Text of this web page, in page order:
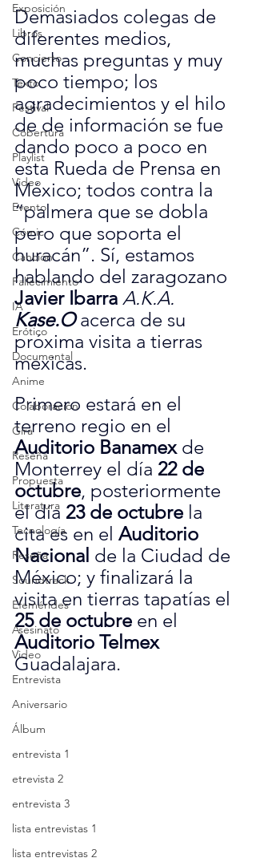
Exposición
Libros
Concierto
Texto
Festival
Cobertura
Playlist
Video
Evento
Cómic
Canción
Fallecimiento
IA
Erótico
Documental
Anime
Colaboración
Gira
Reseña
Propuesta
Literatura
Tecnología
Reseña
Soundtrack
Efemérides
Asesinato
Video
Entrevista
Aniversario
Álbum
entrevista 1
etrevista 2
entrevista 3
lista entrevistas 1
lista entrevistas 2
Demasiados colegas de
diferentes medios,
muchas preguntas y muy
poco tiempo; los
agradecimientos y el hilo
de de información se fue
dando poco a poco en
esta Rueda de Prensa en
México; todos contra la
“palmera que se dobla
pero que soporta el
huracán”. Sí, estamos
hablando del zaragozano
Javier Ibarra A.K.A.
Kase.O acerca de su
próxima visita a tierras
mexicas.
Primero estará en el
terreno regio en el
Auditorio Banamex de
Monterrey el día 22 de
octubre, posteriormente
el día 23 de octubre la
cita es en el Auditorio
Nacional de la Ciudad de
México; y finalizará la
visita en tierras tapatías el
25 de octubre en el
Auditorio Telmex
Guadalajara.